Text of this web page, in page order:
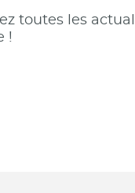
toutes les
!